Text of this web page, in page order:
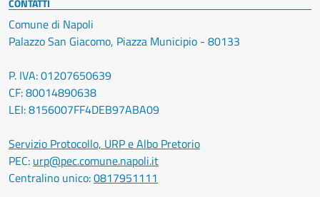
CONTATTI
Comune di Napoli
Palazzo San Giacomo, Piazza Municipio - 80133
P. IVA: 01207650639
CF: 80014890638
LEI: 8156007FF4DEB97ABA09
Servizio Protocollo, URP e Albo Pretorio
PEC: urp@pec.comune.napoli.it
Centralino unico:0817951111